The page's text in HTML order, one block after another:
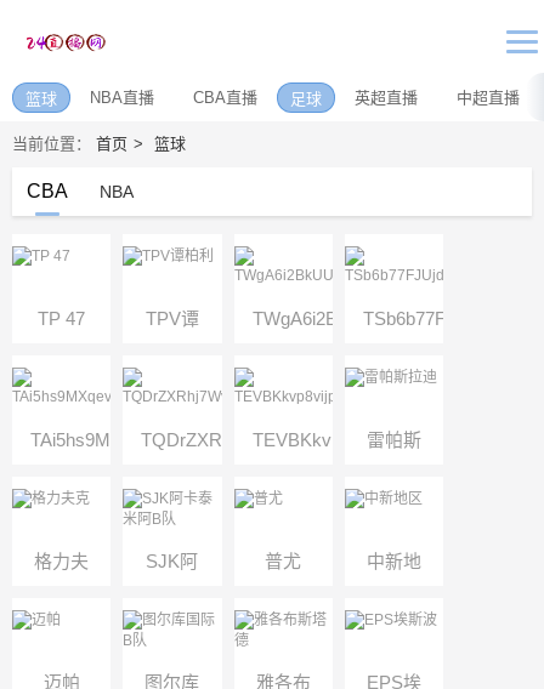
篮球 NBA直播 CBA直播 足球 英超直播 中超直播
当前位置： 首页 篮球
CBA NBA
TP 47 TPV谭
TAi5hs9MXqevf2nBVKqyBF8uoFcCJXE7Z7
TQDrZXRhj7WvzFboiSDwc7aZcaEYLosTVo
雷帕斯
拉迪
格力夫
克
SJK阿
卡泰米
普尤 中新地
区
迈帕 图尔库 雅各布 EPS埃